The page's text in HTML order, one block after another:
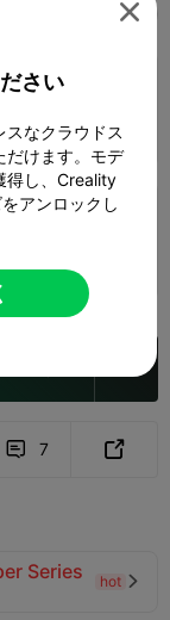
ート  85.55g
15%インフィ

 7 
Series
hot 

さい
なクラウドス
だけます。モデ
得し、Creality
アンロックし